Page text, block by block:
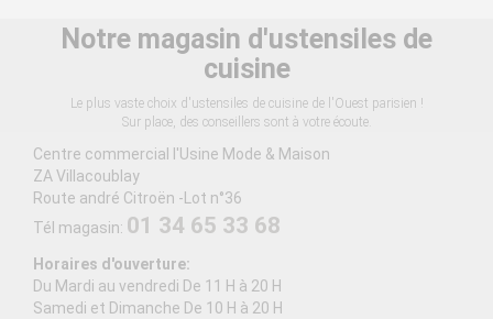
Notre magasin d'ustensiles de
cuisine
Le plus vaste choix d'ustensiles de cuisine de l'Ouest parisien !
Sur place, des conseillers sont à votre écoute.
Centre commercial l'Usine Mode & Maison
ZA Villacoublay
Route andré Citroën -Lot n°36
Tél magasin: 01 34 65 33 68
Horaires d'ouverture:
Du Mardi au vendredi De 11 H à 20 H
Samedi et Dimanche De 10 H à 20 H